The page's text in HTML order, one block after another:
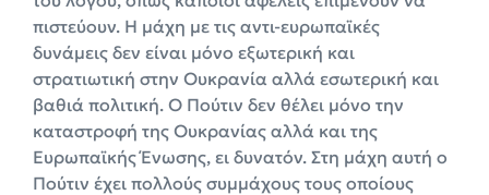
πιστεύουν. Η μάχη με τις αντι-ευρωπαϊκές
δυνάμεις δεν είναι μόνο εξωτερική και
στρατιωτική στην Ουκρανία αλλά εσωτερική και
βαθιά πολιτική. Ο Πούτιν δεν θέλει μόνο την
καταστροφή της Ουκρανίας αλλά και της
Ευρωπαϊκής Ένωσης, ει δυνατόν. Στη μάχη αυτή ο
Πούτιν έχει πολλούς συμμάχους τους οποίους